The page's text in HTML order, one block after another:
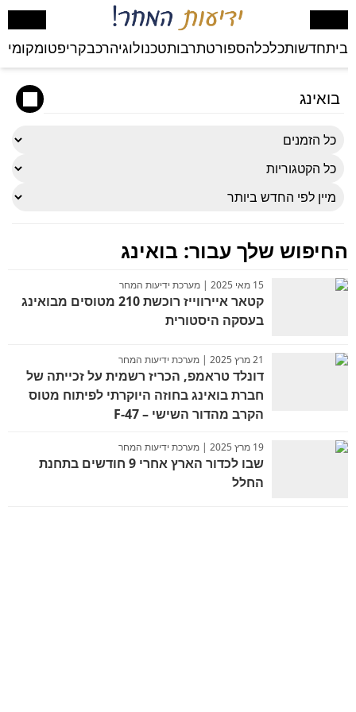
ביתחדשותכלכלהספורטתרבותטכנולוגיהרכבקריפטומקומי
החיפוש שלך עבור: בואינג
15 מאי 2025 | מערכת ידיעות המחר
קטאר איירווייז רוכשת 210 מטוסים מבואינג
בעסקה היסטורית
21 מרץ 2025 | מערכת ידיעות המחר
דונלד טראמפ, הכריז רשמית על זכייתה של
חברת בואינג בחוזה היוקרתי לפיתוח מטוס
הקרב מהדור השישי – F-47
19 מרץ 2025 | מערכת ידיעות המחר
שבו לכדור הארץ אחרי 9 חודשים בתחנת
החלל